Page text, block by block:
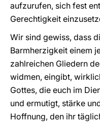
aufzurufen, sich fest
Gerechtigkeit
Wir sind gewiss, dass
Barmherzigkeit einem
zahlreichen Gliedern
widmen, eingibt,
Gottes, die euch im
und ermutigt, stärke
Hoffnung, den ihr